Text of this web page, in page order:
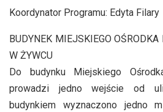
Koordynator Programu: Edyta Filary
BUDYNEK MIEJSKIEGO
W ŻYWCU
Do budynku Miejskiego
prowadzi jedno wejście od
budynkiem wyznaczono jedno